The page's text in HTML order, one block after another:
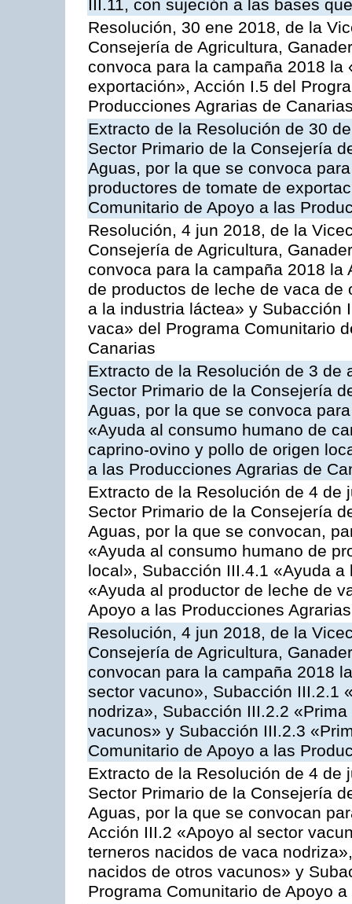
III.11, con sujeción a las bases
Resolución, 30 ene 2018, de la
Consejería de Agricultura,
convoca para la campaña 2018
exportación», Acción I.5 del
Producciones Agrarias de
Extracto de la Resolución de 30
Sector Primario de la Consejería
Aguas, por la que se convoca
productores de tomate de
Comunitario de Apoyo a las
Resolución, 4 jun 2018, de la
Consejería de Agricultura,
convoca para la campaña 2018
de productos de leche de vaca
a la industria láctea» y Subacción
vaca» del Programa Comunitario
Canarias
Extracto de la Resolución de 3
Sector Primario de la Consejería
Aguas, por la que se convoca
«Ayuda al consumo humano de
caprino-ovino y pollo de origen
a las Producciones Agrarias de
Extracto de la Resolución de 4
Sector Primario de la Consejería
Aguas, por la que se convocan,
«Ayuda al consumo humano de
local», Subacción III.4.1 «Ayuda
«Ayuda al productor de leche de
Apoyo a las Producciones
Resolución, 4 jun 2018, de la
Consejería de Agricultura,
convocan para la campaña 2018
sector vacuno», Subacción III.2.1
nodriza», Subacción III.2.2
vacunos» y Subacción III.2.3
Comunitario de Apoyo a las
Extracto de la Resolución de 4
Sector Primario de la Consejería
Aguas, por la que se convocan
Acción III.2 «Apoyo al sector
terneros nacidos de vaca
nacidos de otros vacunos» y
Programa Comunitario de Apoyo